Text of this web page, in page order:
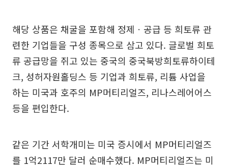
해당 상품은 채굴을 포함해 정제ㆍ공급 등 희토류 관
련한 기업들을 구성 종목으로 삼고 있다. 글로벌 희토
류 공급망을 쥐고 있는 중국의 중국북방희토류하이테
크, 성허자원홀딩스 등 기업과 희토류, 리튬 사업을
하는 미국과 호주의 MP머티리얼즈, 리나스레어어스
등을 편입한다.
같은 기간 서학개미는 미국 증시에서 MP머티리얼즈
를 1억2117만 달러 순매수했다. MP머티리얼즈는 미